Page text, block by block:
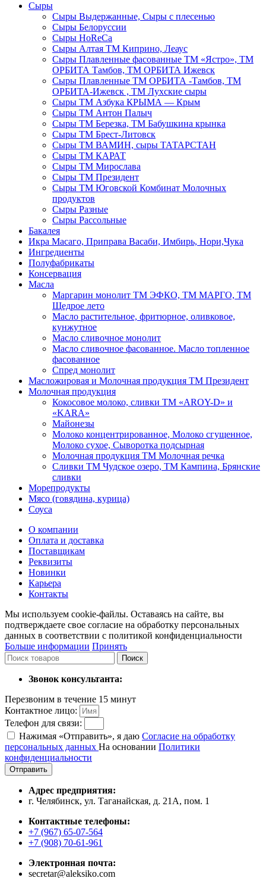
Сыры
Сыры Выдержанные, Сыры с плесенью
Сыры Белоруссии
Сыры HoReСa
Сыры Алтая ТМ Киприно, Леаус
Сыры Плавленные фасованные ТМ «Ястро», ТМ
ОРБИТА Тамбов, ТМ ОРБИТА Ижевск
Сыры Плавленные ТМ ОРБИТА -Тамбов, ТМ
ОРБИТА-Ижевск , ТМ Лухские сыры
Сыры ТМ Азбука КРЫМА — Крым
Сыры ТМ Антон Палыч
Сыры ТМ Березка, ТМ Бабушкина крынка
Сыры ТМ Брест-Литовск
Сыры ТМ ВАМИН, сыры ТАТАРСТАН
Сыры ТМ КАРАТ
Сыры ТМ Мирослава
Сыры ТМ Президент
Сыры ТМ Юговской Комбинат Молочных
продуктов
Сыры Разные
Сыры Рассольные
Бакалея
Икра Масаго, Приправа Васаби, Имбирь, Нори,Чука
Ингредиенты
Полуфабрикаты
Консервация
Масла
Маргарин монолит ТМ ЭФКО, ТМ МАРГО, ТМ
Щедрое лето
Масло растительное, фритюрное, оливковое,
кунжутное
Масло сливочное монолит
Масло сливочное фасованное. Масло топленное
фасованное
Спред монолит
Масложировая и Молочная продукция ТМ Президент
Молочная продукция
Кокосовое молоко, сливки ТМ «AROY-D» и
«KARA»
Майонезы
Молоко концентрированное, Молоко сгущенное,
Молоко сухое, Сыворотка подсырная
Молочная продукция ТМ Молочная речка
Сливки ТМ Чудское озеро, ТМ Кампина, Брянские
сливки
Морепродукты
Мясо (говядина, курица)
Соуса
О компании
Оплата и доставка
Поставщикам
Реквизиты
Новинки
Карьера
Контакты
Мы используем cookie-файлы. Оставаясь на сайте, вы
подтверждаете свое согласие на обработку персональных
данных в соответствии с политикой конфиденциальности
Больше информации Принять
Поиск
Звонок консультанта:
Перезвоним в течение 15 минут
Контактное лицо:
Телефон для связи:
Нажимая «Отправить», я даю Согласие на обработку
персональных данных На основании Политики
конфиденциальности
Отправить
Адрес предприятия:
г. Челябинск, ул. Таганайская, д. 21А, пом. 1
Контактные телефоны:
+7 (967) 65-07-564
+7 (908) 70-61-961
Электронная почта:
secretar@aleksiko.com